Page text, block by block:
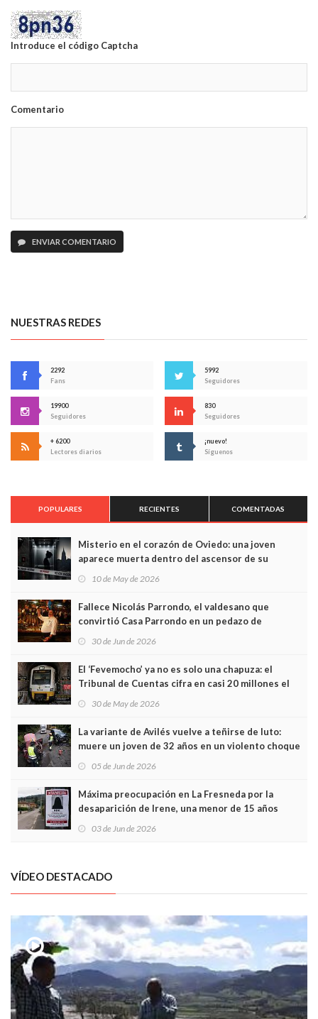
Introduce el código Captcha
Comentario
ENVIAR COMENTARIO
NUESTRAS REDES
2292
Fans
5992
Seguidores
19900
Seguidores
830
Seguidores
+ 6200
Lectores diarios
¡nuevo!
Síguenos
POPULARES RECIENTES COMENTADAS
Misterio en el corazón de Oviedo: una joven
aparece muerta dentro del ascensor de su
edificio y las cámaras captan sus últimos minutos
10 de May de 2026
Fallece Nicolás Parrondo, el valdesano que
convirtió Casa Parrondo en un pedazo de
Asturias en Madrid
30 de Jun de 2026
El ‘Fevemocho’ ya no es solo una chapuza: el
Tribunal de Cuentas cifra en casi 20 millones el
sobrecoste de los trenes que no cabían por los
30 de May de 2026
La variante de Avilés vuelve a teñirse de luto:
muere un joven de 32 años en un violento choque
frontal
05 de Jun de 2026
Máxima preocupación en La Fresneda por la
desaparición de Irene, una menor de 15 años
03 de Jun de 2026
VÍDEO DESTACADO